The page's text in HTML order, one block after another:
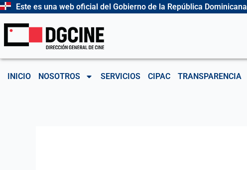
Ir
contenido
Este es una web oficial del Gobierno de la República Dominicana
INICIO NOSOTROS SERVICIOS CIPAC TRANSPARENCIA